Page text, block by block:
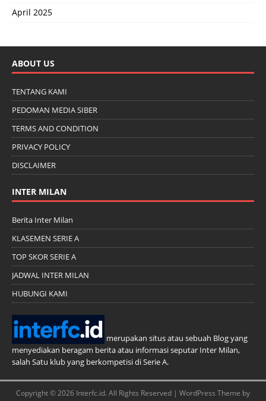
April 2025
ABOUT US
TENTANG KAMI
PEDOMAN MEDIA SIBER
TERMS AND CONDITION
PRIVACY POLICY
DISCLAIMER
INTER MILAN
Berita Inter Milan
KLASEMEN SERIE A
TOP SKOR SERIE A
JADWAL INTER MILAN
HUBUNGI KAMI
merupakan situs atau sebuah Blog yang
menyediakan beragam berita atau informasi seputar Inter Milan,
salah Satu klub yang berkompetisi di Serie A.
Copyright © 2026 Interfc.id. All Rights Reserved | WordPress Theme by